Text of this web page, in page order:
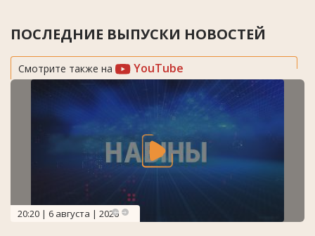
ПОСЛЕДНИЕ ВЫПУСКИ НОВОСТЕЙ
Смотрите также на YouTube
20:20 | 6 августа | 2026